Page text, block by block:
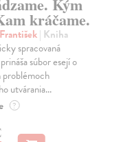
Kým
kráčame.
| Kniha
spracovaná
súbor esejí o
utvárania...
?